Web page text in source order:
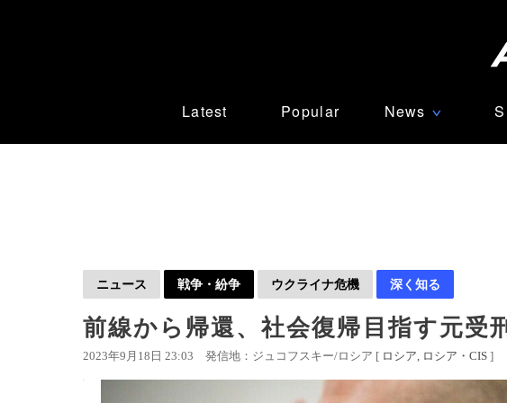
Latest Popular News ∨
ニュース 戦争・紛争 ウクライナ危機 深く知る
前線から帰還、社会復帰目指す元受
2023年9月18日 23:03 発信地：ジュコフスキー/ロシア [ ロシア ロシア・CIS ]